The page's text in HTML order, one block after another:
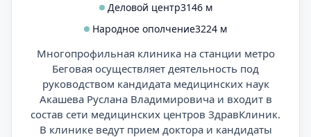
Деловой центр3146 м
Народное ополчение3224 м
Многопрофильная клиника на станции метро
Беговая осуществляет деятельность под
руководством кандидата медицинских наук
Акашева Руслана Владимировича и входит в
состав сети медицинских центров ЗдравКлиник.
В клинике ведут прием доктора и кандидаты